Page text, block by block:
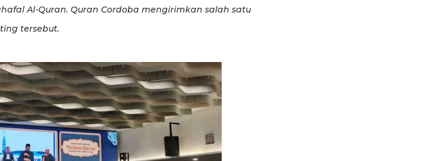
Al-Quran. Quran Cordoba mengirimkan salah satu
tersebut.